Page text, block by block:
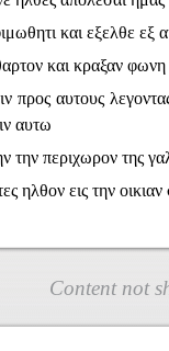
και εξελθε εξ
και κραξαν
αυτους
αυτω
την περιχωρον της
ηλθον εις την
Content not